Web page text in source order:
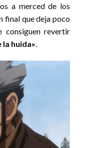
a merced de los
final que deja poco
consiguen revertir
la huida».